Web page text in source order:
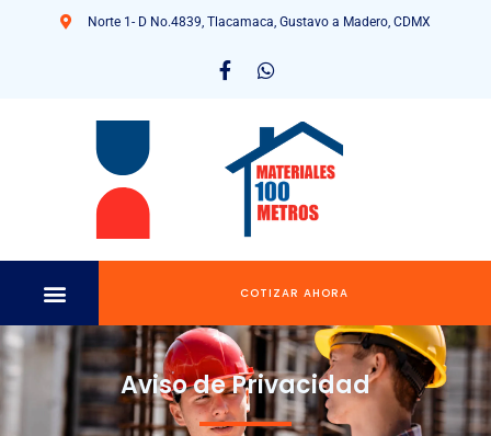
Norte 1- D No.4839, Tlacamaca, Gustavo a Madero, CDMX
COTIZAR AHORA
Aviso de Privacidad